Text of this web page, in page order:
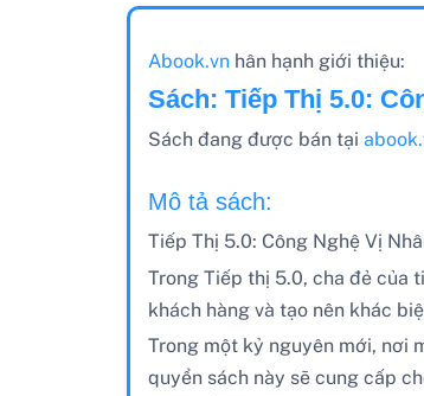
Abook.vnhân hạnh giới thiệu:
Sách: Tiếp Thị 5.0:
Sách đang được bán tại
Mô tả sách:
Tiếp Thị 5.0: Công Nghệ Vị
Trong Tiếp thị 5.0, cha đẻ của
khách hàng và tạo nên khác
Trong một kỷ nguyên mới, nơi
quyển sách này sẽ cung cấp